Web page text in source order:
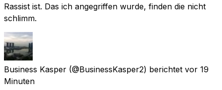
Rassist ist. Das ich angegriffen wurde, finden die nicht
schlimm.
Business Kasper (@BusinessKasper2) berichtet vor 19
Minuten